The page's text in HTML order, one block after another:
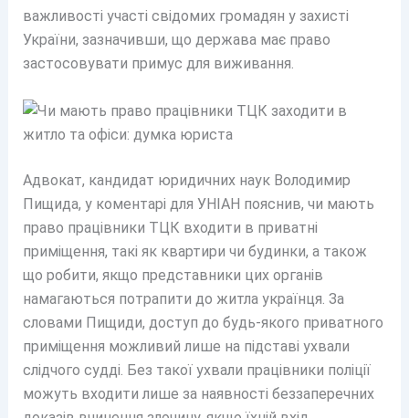
важливості участі свідомих громадян у захисті
України, зазначивши, що держава має право
застосовувати примус для виживання.
Адвокат, кандидат юридичних наук Володимир
Пищида, у коментарі для УНІАН пояснив, чи мають
право працівники ТЦК входити в приватні
приміщення, такі як квартири чи будинки, а також
що робити, якщо представники цих органів
намагаються потрапити до житла українця. За
словами Пищиди, доступ до будь-якого приватного
приміщення можливий лише на підставі ухвали
слідчого судді. Без такої ухвали працівники поліції
можуть входити лише за наявності беззаперечних